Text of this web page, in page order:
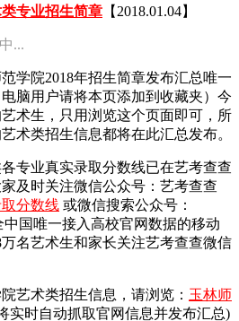
专业招生简章 【2018.01.04】
...
学院2018年招生简章发布汇总唯一
脑用户请将本页添加到收藏夹）今
术生，只用浏览这个页面即可，所
术类招生信息都将在此汇总发布。
专业真实录取分数线已在艺考查查
及时关注微信公众号：艺考查查
分数线 或微信搜索公众号：
国唯一接入高校官网数据的移动
名艺术生和家长关注艺考查查微信
艺术类招生信息，请浏览： 玉林师
实时自动抓取官网信息并发布汇总)